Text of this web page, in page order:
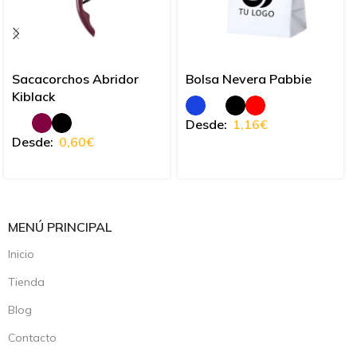
Sacacorchos Abridor
Kiblack
Desde: 0,60€
Bolsa Nevera Pabbie
Desde: 1,16€
MENÚ PRINCIPAL
Inicio
Tienda
Blog
Contacto